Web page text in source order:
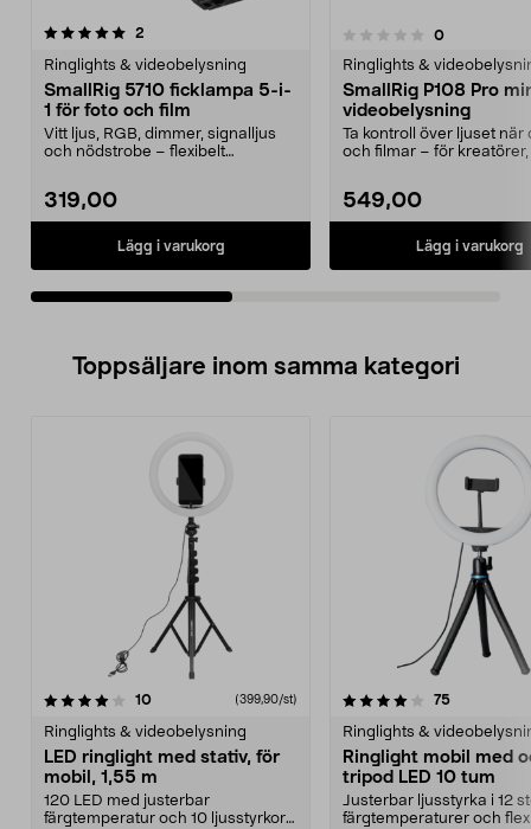
2
Ringlights & videobelysning
SmallRig 5710 ficklampa 5-i-
1 för foto och film
Vitt ljus, RGB, dimmer, signalljus
och nödstrobe – flexibelt
319,00
Lägg i varukorg
0.0 av 5 stjärnor 0recensioner
Ringlights &
SmallRig P108 Pro
videobelysning
Ta kontroll över ljuset när
och filmar – för
549,00
Lägg i varukorg
0.0 av 5 stjärnor
Toppsäljare inom samma kategori
10recensioner (399,90/st)
Ringlights & videobelysning
LED ringlight med stativ, för
mobil, 1,55 m
120 LED med justerbar
färgtemperatur och 10 ljusstyrkor
4.0 av 5 stjärnor 75recensioner
Ringlights &
Ringlight mobil med
tripod LED 10 tum
Justerbar ljusstyrka i 12
färgtemperaturer och
5.0 av 5 stjärnor